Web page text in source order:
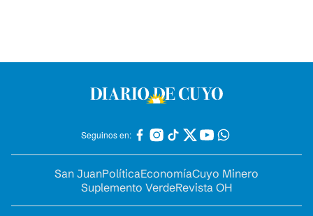
Seguinos en:
San JuanPolíticaEconomíaCuyo Minero
Suplemento VerdeRevista OH